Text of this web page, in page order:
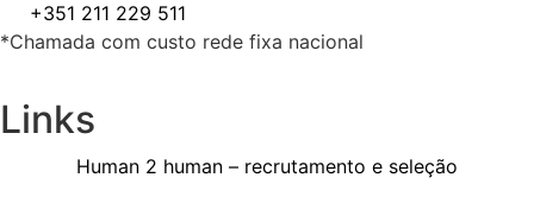
+351 211 229 511
*Chamada com custo rede fixa nacional
Links
Human 2 human – recrutamento e seleção